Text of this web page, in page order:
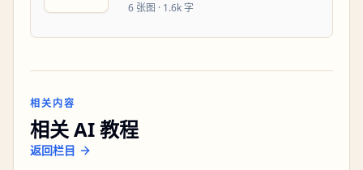
6 张图 · 1.6k 字
相关内容
相关 AI 教程
返回栏目